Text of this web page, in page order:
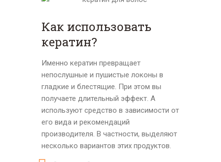
Как использовать
кератин?
Именно кератин превращает
непослушные и пушистые локоны в
гладкие и блестящие. При этом вы
получаете длительный эффект. А
используют средство в зависимости от
его вида и рекомендаций
производителя. В частности, выделяют
несколько вариантов этих продуктов.